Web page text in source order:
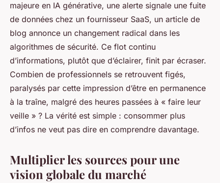
majeure en IA générative, une alerte signale une fuite
de données chez un fournisseur SaaS, un article de
blog annonce un changement radical dans les
algorithmes de sécurité. Ce flot continu
d’informations, plutôt que d’éclairer, finit par écraser.
Combien de professionnels se retrouvent figés,
paralysés par cette impression d’être en permanence
à la traîne, malgré des heures passées à « faire leur
veille » ? La vérité est simple : consommer plus
d’infos ne veut pas dire en comprendre davantage.
Multiplier les sources pour une
vision globale du marché